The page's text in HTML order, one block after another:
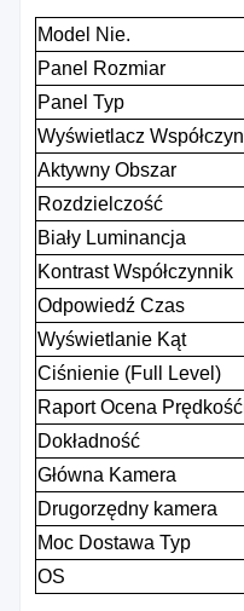
Model Nie.
Panel Rozmiar
Panel Typ
Wyświetlacz
Aktywny Obszar
Rozdzielczość
Biały Luminancja
Kontrast Współczynnik
Odpowiedź Czas
Wyświetlanie Kąt
Ciśnienie (Full Level)
Raport Ocena
Dokładność
Główna Kamera
Drugorzędny kamera
Moc Dostawa Typ
OS